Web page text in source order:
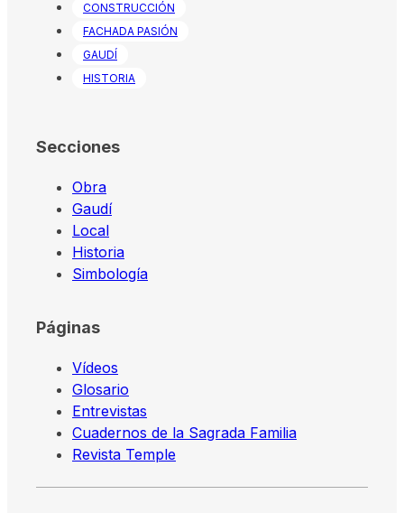
CONSTRUCCIÓN
FACHADA PASIÓN
GAUDÍ
HISTORIA
Secciones
Obra
Gaudí
Local
Historia
Simbología
Páginas
Vídeos
Glosario
Entrevistas
Cuadernos de la Sagrada Familia
Revista Temple